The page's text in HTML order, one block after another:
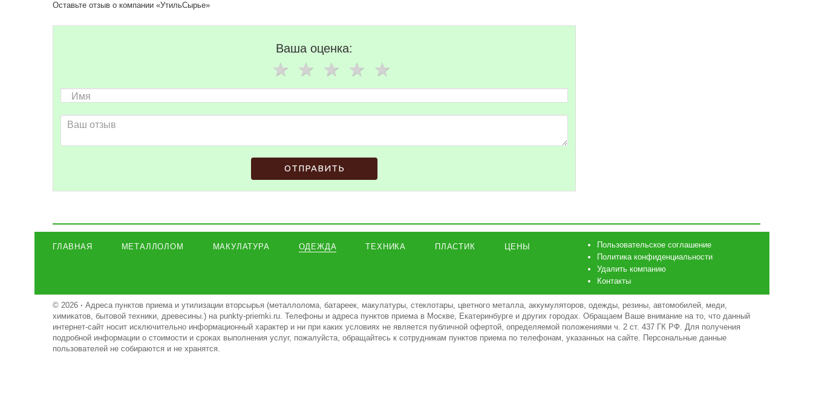
Оставьте отзыв о компании «УтильСырье»
Ваша оценка:
ОТПРАВИТЬ
ГЛАВНАЯ МЕТАЛЛОЛОМ МАКУЛАТУРА ОДЕЖДА ТЕХНИКА ПЛАСТИК ЦЕНЫ
Пользовательское соглашение
Политика конфиденциальности
Удалить компанию
Контакты
© 2026 · Адреса пунктов приема и утилизации вторсырья (металлолома, батареек, макулатуры, стеклотары, цветного металла, аккумуляторов, одежды, резины, автомобилей, меди,
химикатов, бытовой техники, древесины.) на punkty-priemki.ru. Телефоны и адреса пунктов приема в Москве, Екатеринбурге и других городах. Обращаем Ваше внимание на то, что данный
интернет-сайт носит исключительно информационный характер и ни при каких условиях не является публичной офертой, определяемой положениями ч. 2 ст. 437 ГК РФ. Для получения
подробной информации о стоимости и сроках выполнения услуг, пожалуйста, обращайтесь к сотрудникам пунктов приема по телефонам, указанных на сайте. Персональные данные
пользователей не собираются и не хранятся.